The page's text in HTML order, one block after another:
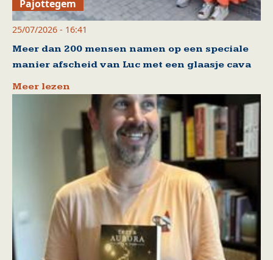
Pajottegem
25/07/2026 - 16:41
Meer dan 200 mensen namen op een speciale
manier afscheid van Luc met een glaasje cava
Meer lezen